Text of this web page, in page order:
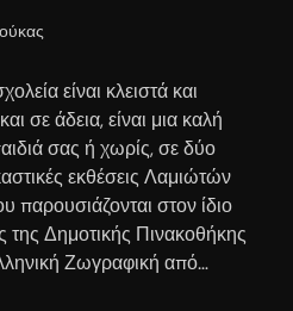
είναι κλειστά και
σε άδεια, είναι μια καλή
σας ή χωρίς, σε δύο
εκθέσεις Λαμιώτών
παρουσιάζονται στον ίδιο
της Δημοτικής Πινακοθήκης
Ζωγραφική από…